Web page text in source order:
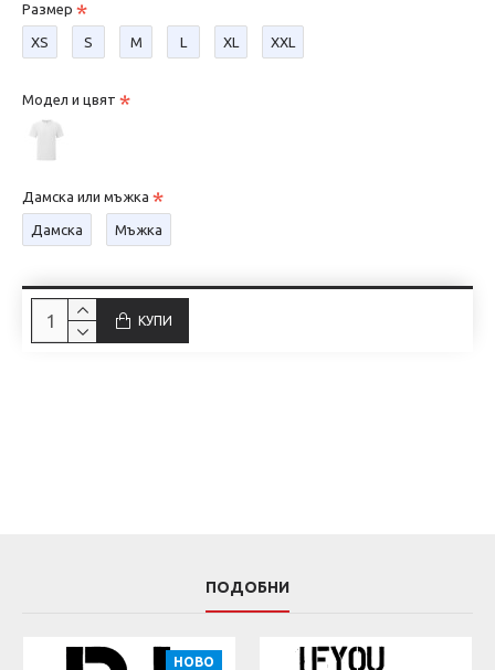
Размер
XS S М L XL XXL
Модел и цвят
Дамска или мъжка
Дамска Мъжка
КУПИ
ПОДОБНИ
НОВО